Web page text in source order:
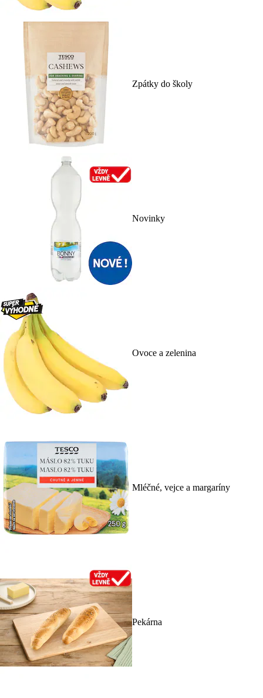
Zpátky do školy
Novinky
Ovoce a zelenina
Mléčné, vejce a margaríny
Pekárna